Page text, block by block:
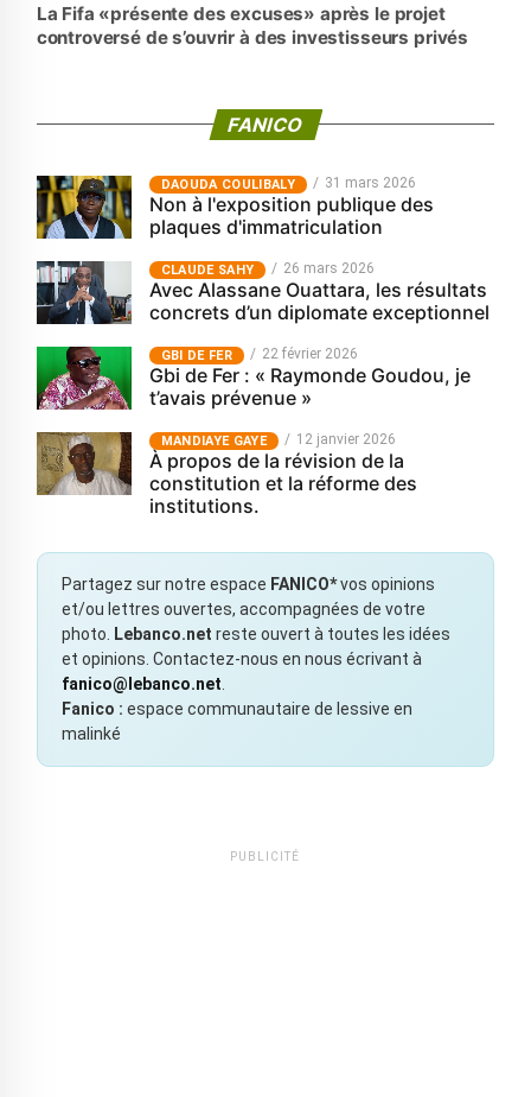
La Fifa «présente des excuses» après le projet
controversé de s’ouvrir à des investisseurs privés
FANICO
‎DAOUDA COULIBALY 31 mars 2026
Non à l'exposition publique des
plaques d'immatriculation
CLAUDE SAHY 26 mars 2026
Avec Alassane Ouattara, les résultats
concrets d’un diplomate exceptionnel
GBI DE FER 22 février 2026
Gbi de Fer : « Raymonde Goudou, je
t’avais prévenue »
MANDIAYE GAYE 12 janvier 2026
À propos de la révision de la
constitution et la réforme des
institutions.
Partagez sur notre espace FANICO*vos opinions
et/ou lettres ouvertes, accompagnées de votre
photo.
Lebanco.net reste ouvert à toutes les idées
et opinions. Contactez-nous en nous écrivant à
fanico@lebanco.net
Fanico : espace communautaire de lessive en
malinké
PUBLICITÉ